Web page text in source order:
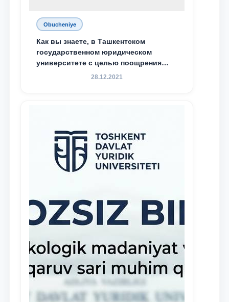
Obucheniye
Как вы знаете, в Ташкентском
государственном юридическом
университете с целью поощрения
талантливых, активных и
28.12.2021